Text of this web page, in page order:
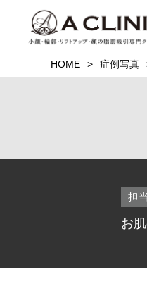
HOME 症例写真
担
お